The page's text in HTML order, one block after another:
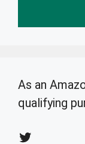
As an
qualifying
Twitter